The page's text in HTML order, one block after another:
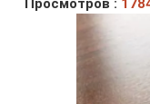
Просмотров :